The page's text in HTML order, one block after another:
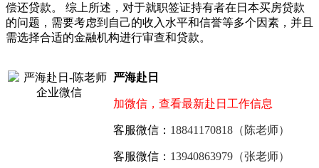
偿还贷款。 综上所述，对于就职签证持有者在日本买房贷款
的问题，需要考虑到自己的收入水平和信誉等多个因素，并且
需选择合适的金融机构进行审查和贷款。
严海赴日
加微信，查看最新赴日工作信息
客服微信： 18841170818（陈老师）
客服微信： 13940863979（张老师）